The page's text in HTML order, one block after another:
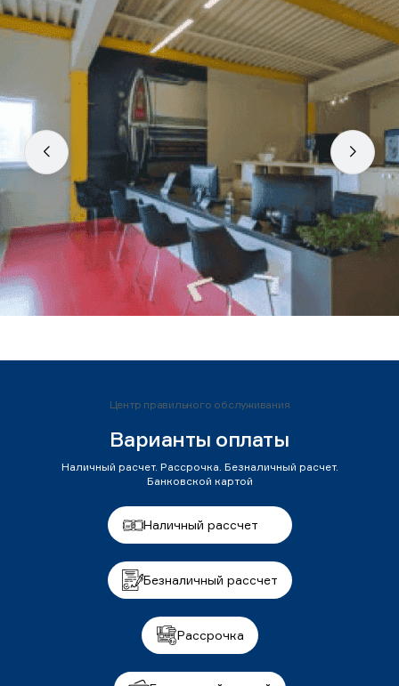
Центр правильного обслуживания
Варианты оплаты
Наличный расчет. Рассрочка. Безналичный расчет.
Банковской картой
Наличный рассчет
Безналичный рассчет
Рассрочка